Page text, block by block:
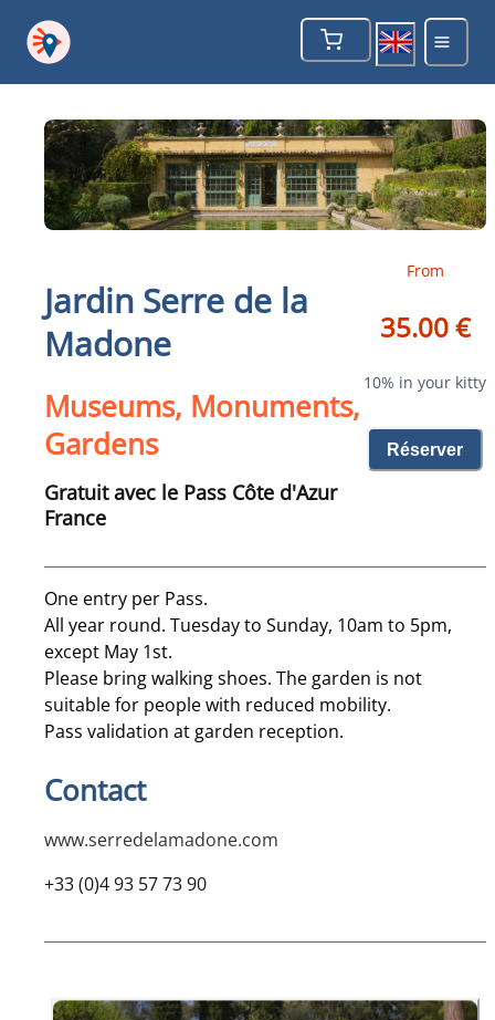
Jardin Serre de la
Madone
Museums, Monuments,
Gardens
Gratuit avec le Pass Côte d'Azur
France
From
35.00 €
10% in your kitty
Réserver
One entry per Pass.
All year round. Tuesday to Sunday, 10am to 5pm,
except May 1st.
Please bring walking shoes. The garden is not
suitable for people with reduced mobility.
Pass validation at garden reception.
Contact
www.serredelamadone.com
+33 (0)4 93 57 73 90